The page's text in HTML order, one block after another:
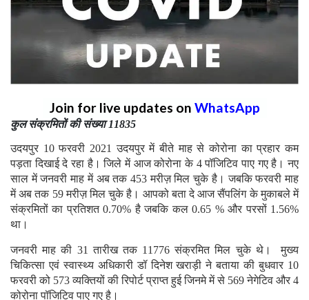
Join for live updates on WhatsApp
कुल संक्रमितों की संख्या 11835
उदयपुर 10 फरवरी 2021 उदयपुर में बीते माह से कोरोना का प्रहार कम
पड़ता दिखाई दे रहा है। जिले में आज कोरोना के 4 पॉजिटिव पाए गए है। नए
साल में जनवरी माह में अब तक 453 मरीज़ मिल चुके है। जबकि फरवरी माह
में अब तक 59 मरीज़ मिल चुके है। आपको बता दे आज सैंपलिंग के मुकाबले में
संक्रमितों का प्रतिशत 0.70% है जबकि कल 0.65 % और परसों 1.56%
था।
जनवरी माह की 31 तारीख तक 11776 संक्रमित मिल चुके थे। मुख्य
चिकित्सा एवं स्वास्थ्य अधिकारी डॉ दिनेश खराड़ी ने बताया की बुधवार 10
फरवरी को 573 व्यक्तियों की रिपोर्ट प्राप्त हुई जिनमे में से 569 नेगेटिव और 4
कोरोना पॉजिटिव पाए गए है।